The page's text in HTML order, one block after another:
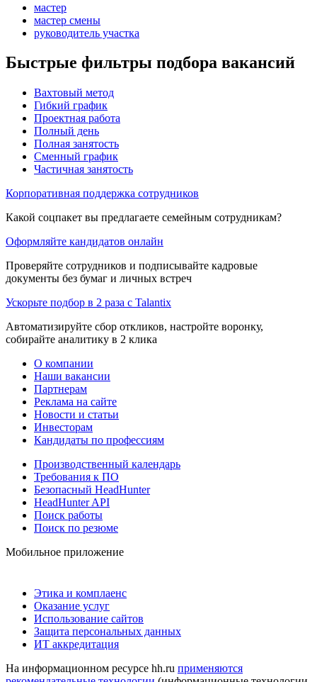
мастер
мастер смены
руководитель участка
Быстрые фильтры подбора вакансий
Вахтовый метод
Гибкий график
Проектная работа
Полный день
Полная занятость
Сменный график
Частичная занятость
Корпоративная поддержка сотрудников
Какой соцпакет вы предлагаете семейным сотрудникам?
Оформляйте кандидатов онлайн
Проверяйте сотрудников и подписывайте кадровые
документы без бумаг и личных встреч
Ускорьте подбор в 2 раза с Talantix
Автоматизируйте сбор откликов, настройте воронку,
собирайте аналитику в 2 клика
О компании
Наши вакансии
Партнерам
Реклама на сайте
Новости и статьи
Инвесторам
Кандидаты по профессиям
Производственный календарь
Требования к ПО
Безопасный HeadHunter
HeadHunter API
Поиск работы
Поиск по резюме
Мобильное приложение
Этика и комплаенс
Оказание услуг
Использование сайтов
Защита персональных данных
ИТ аккредитация
На информационном ресурсе hh.ru применяются